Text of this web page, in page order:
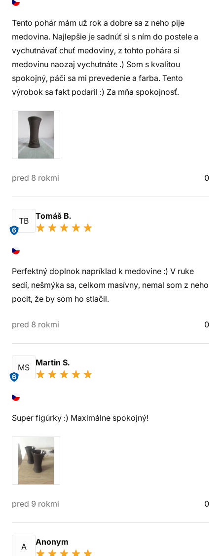
Tento pohár mám už rok a dobre sa z neho pije
medovina. Najlepšie je sadnúť si s ním do postele a
vychutnávať chuť medoviny, z tohto pohára si
medovinu naozaj vychutnáte .) Som s kvalitou
spokojný, páči sa mi prevedenie a farba. Tento
výrobok sa fakt podaril :) Za mňa spokojnosť.
pred 8 rokmi 0
TB
6
Tomáš B.
Perfektný doplnok napríklad k medovine :) V ruke
sedí, nešmýka sa, celkom masívny, nemal som z neho
pocit, že by som ho stlačil.
pred 8 rokmi 0
MS
6
Martin S.
Super figúrky :) Maximálne spokojný!
pred 9 rokmi 0
A Anonym